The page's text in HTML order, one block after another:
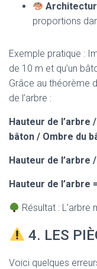
proportions
Exemple pratique :
de 10 m et qu’un
Grâce au théorème
de l’arbre :
Hauteur de l’arbre
bâton / Ombre du
Hauteur de l’arbre
Hauteur de l’arbre
Résultat : L’arbre
4. LES
Voici quelques